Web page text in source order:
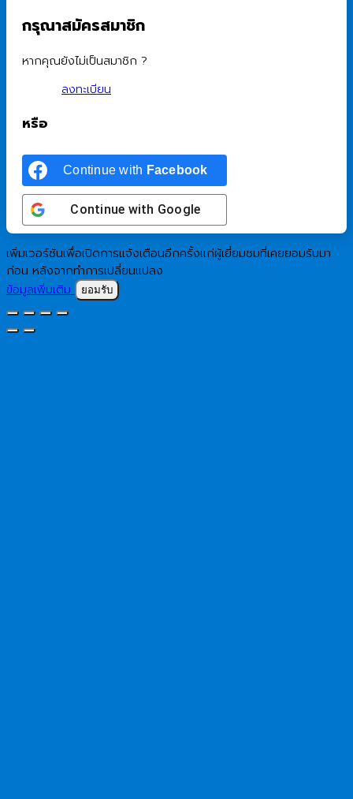
กรุณาสมัครสมาชิก
หากคุณยังไม่เป็นสมาชิก ?
ลงทะเบียน
หรือ
Continue with Facebook
Continue with Google
เพิ่มเวอร์ชันเพื่อเปิดการแจ้งเตือนอีกครั้งแก่ผู้เยี่ยมชมที่เคยยอมรับมา
ก่อน หลังจากทำการเปลี่ยนแปลง
ข้อมูลเพิ่มเติม
ยอมรับ